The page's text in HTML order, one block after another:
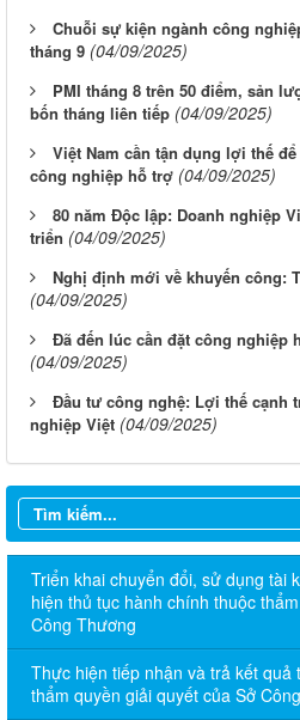
Chuỗi sự kiện ngành công
tháng 9 (04/09/2025)
PMI tháng 8 trên 50 điểm, sản
bốn tháng liên tiếp (04/09/2025)
Việt Nam cần tận dụng lợi thế
công nghiệp hỗ trợ (04/09/2025)
80 năm Độc lập: Doanh nghiệp
triển (04/09/2025)
Nghị định mới về khuyến công:
(04/09/2025)
Đã đến lúc cần đặt công nghiệp
(04/09/2025)
Đầu tư công nghệ: Lợi thế cạnh
nghiệp Việt (04/09/2025)
Triển khai chuyển đổi, sử dụng tài
hiện thủ tục hành chính thuộc
Công Thương
Thực hiện tiếp nhận và trả kết quả
thẩm quyền giải quyết của Sở